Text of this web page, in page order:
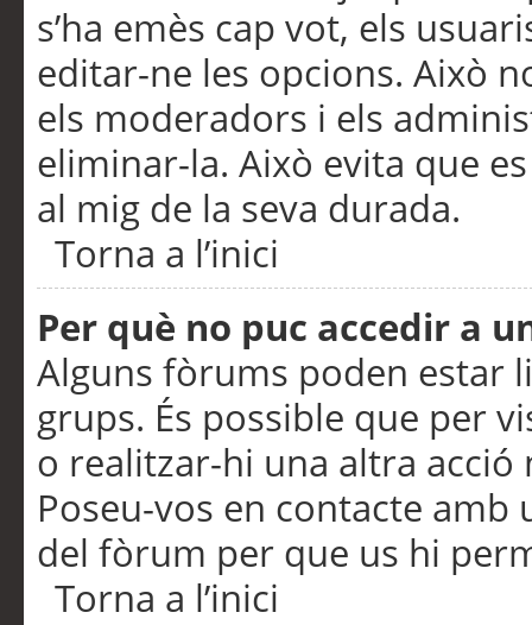
s’ha emès cap vot, els
editar-ne les opcions. Això
els moderadors i els
eliminar-la. Això evita que
al mig de la seva durada.
Torna a l’inici
Per què no puc accedir a
Alguns fòrums poden estar
grups. És possible que per
o realitzar-hi una altra acció
Poseu-vos en contacte
del fòrum per que us hi
Torna a l’inici